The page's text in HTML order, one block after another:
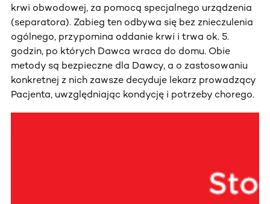
krwi obwodowej, za pomocą specjalnego urządzenia
(separatora). Zabieg ten odbywa się bez znieczulenia
ogólnego, przypomina oddanie krwi i trwa ok. 5.
godzin, po których Dawca wraca do domu. Obie
metody są bezpieczne dla Dawcy, a o zastosowaniu
konkretnej z nich zawsze decyduje lekarz prowadzący
Pacjenta, uwzględniając kondycję i potrzeby chorego.